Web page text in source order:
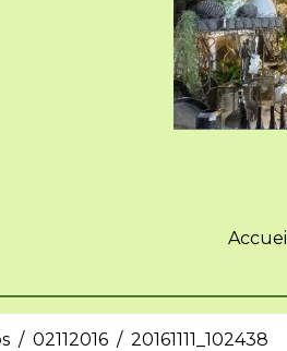
Accueil
02112016 20161111_102438